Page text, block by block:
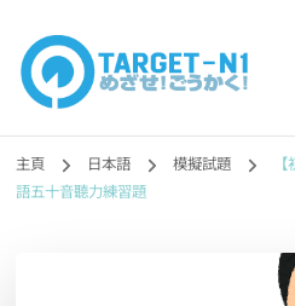
目標!!日本
N1合格
勉強コンテンツも追加予定!!】
主頁 日本語 模擬試題
語五十音聽力練習題